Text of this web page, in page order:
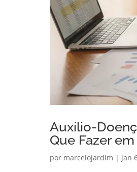
Auxílio-
Que Fazer
por marcelojardim | jan